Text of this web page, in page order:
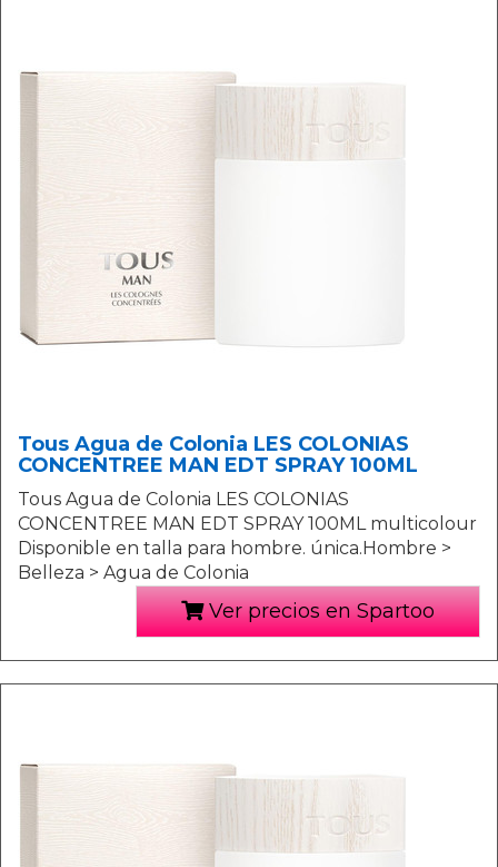
Tous Agua de Colonia LES COLONIAS
CONCENTREE MAN EDT SPRAY 100ML
Tous Agua de Colonia LES COLONIAS
CONCENTREE MAN EDT SPRAY 100ML multicolour
Disponible en talla para hombre. única.Hombre >
Belleza > Agua de Colonia
Ver precios en Spartoo